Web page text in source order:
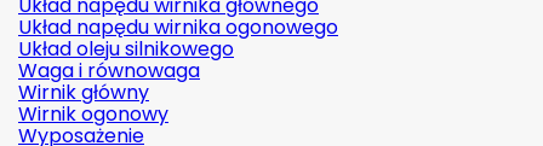
Układ napędu wirnika ogonowego
Układ oleju silnikowego
Waga i równowaga
Wirnik główny
Wirnik ogonowy
Wyposażenie